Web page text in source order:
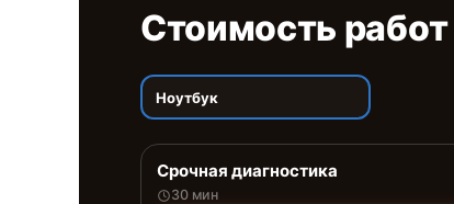
Стоимость работ
Ноутбук
Срочная диагностика
30 мин